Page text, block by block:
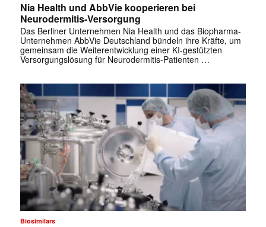
Nia Health und AbbVie kooperieren bei
Neurodermitis-Versorgung
Das Berliner Unternehmen Nia Health und das Biopharma-
Unternehmen AbbVie Deutschland bündeln ihre Kräfte, um
gemeinsam die Weiterentwicklung einer KI-gestützten
Versorgungslösung für Neurodermitis-Patienten …
Biosimilars